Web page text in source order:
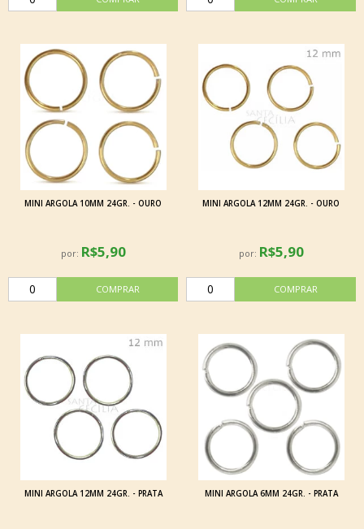
MINI ARGOLA 10MM 24GR. - OURO
por: R$5,90
MINI ARGOLA 12MM 24GR. - OURO
por: R$5,90
MINI ARGOLA 12MM 24GR. - PRATA MINI ARGOLA 6MM 24GR. - PRATA